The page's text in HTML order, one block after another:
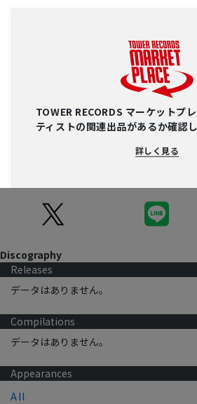
TOWER RECORDS マーケットプ
ティストの関連出品があるか確認
詳しく見る
Discography
Releases
データはありません。
Compilations
データはありません。
Appearances
All